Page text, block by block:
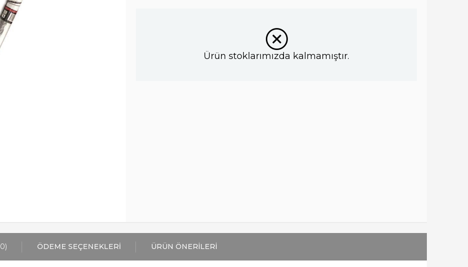
Ürün stoklarımızda kalmamıştır.
ÖDEME SEÇENEKLERI ÜRÜN ÖNERILERI